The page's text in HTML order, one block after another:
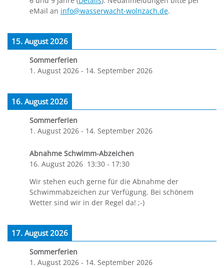
eMail an info@wasserwacht-wolnzach.de.
15. August 2026
Sommerferien
1. August 2026 - 14. September 2026
16. August 2026
Sommerferien
1. August 2026 - 14. September 2026
Abnahme Schwimm-Abzeichen
16. August 2026 13:30 - 17:30
Wir stehen euch gerne für die Abnahme der
Schwimmabzeichen zur Verfügung. Bei schönem
Wetter sind wir in der Regel da! ;-)
17. August 2026
Sommerferien
1. August 2026 - 14. September 2026